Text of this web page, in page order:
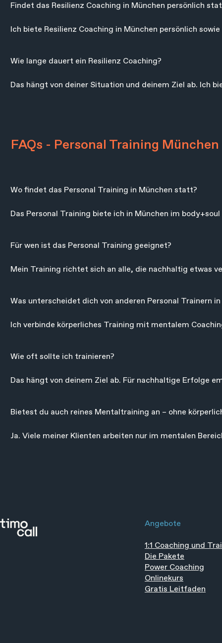
Findet das Resilienz Coaching in München persönlich
Ich biete Resilienz Coaching in München persönlich
Wie lange dauert ein Resilienz Coaching?
Das hängt von deiner Situation und deinem Ziel ab. Ich
FAQs - Personal Training München
Wo findet das Personal Training in München statt?
Das Personal Training biete ich in München im
Für wen ist das Personal Training geeignet?
Mein Training richtet sich an alle, die nachhaltig etwas
Was unterscheidet dich von anderen Personal Trainern
Ich verbinde körperliches Training mit mentalem
Wie oft sollte ich trainieren?
Das hängt von deinem Ziel ab. Für nachhaltige Erfolge
Bietest du auch reines Mentaltraining an – ohne
Ja. Viele meiner Klienten arbeiten nur im mentalen
Angebote
1:1 Coaching und
Die Pakete
Power Coaching
Onlinekurs
Gratis Leitfaden